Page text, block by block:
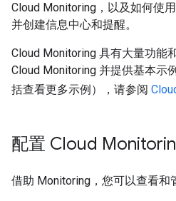
Cloud Monitoring，以及如何使
并创建信息中心和提醒。
Cloud Monitoring 具有大量功能
Cloud Monitoring 并提供基本示
括查看更多示例），请参阅
配置 Cloud
借助 Monitoring，您可以查看和